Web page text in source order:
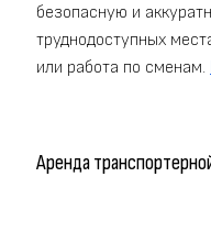
безопасную и
труднодоступных
или работа по сменам.
Аренда